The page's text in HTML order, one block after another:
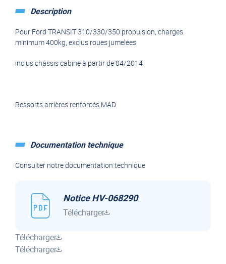
Description
Pour Ford TRANSIT 310/330/350 propulsion, charges
minimum 400kg, exclus roues jumelées
inclus châssis cabine à partir de 04/2014
Ressorts arrières renforcés MAD
Documentation technique
Consulter notre documentation technique
Notice HV-068290
Télécharger
Télécharger
Télécharger